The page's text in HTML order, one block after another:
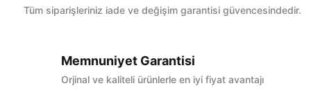
Tüm siparişleriniz iade ve değişim garantisi güvencesindedir.
Memnuniyet Garantisi
Orjinal ve kaliteli ürünlerle en iyi fiyat avantajı